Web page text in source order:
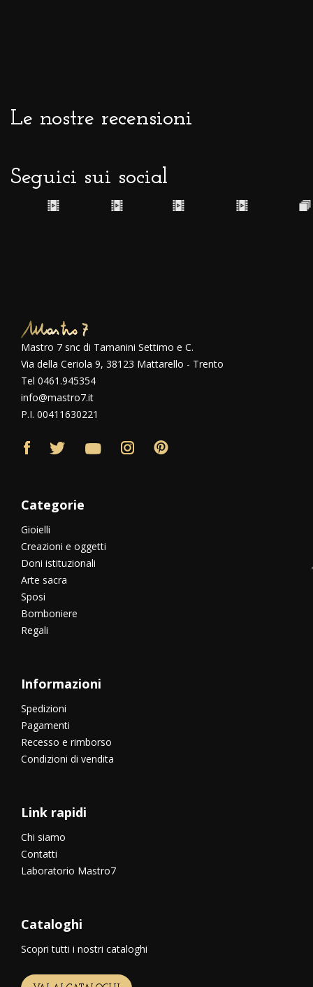
Le nostre recensioni
Seguici sui social
Mastro 7 snc di Tamanini Settimo e C.
Via della Ceriola 9, 38123 Mattarello - Trento
Tel 0461.945354
info@mastro7.it
P.I. 00411630221
Categorie
Gioielli
Creazioni e oggetti
Doni istituzionali
Arte sacra
Sposi
Bomboniere
Regali
Informazioni
Spedizioni
Pagamenti
Recesso e rimborso
Condizioni di vendita
Link rapidi
Chi siamo
Contatti
Laboratorio Mastro7
Cataloghi
Scopri tutti i nostri cataloghi